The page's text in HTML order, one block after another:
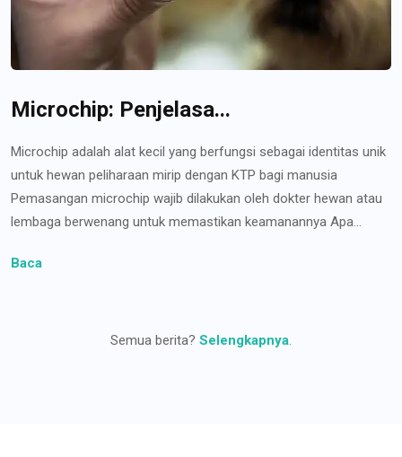
Microchip: Penjelasa...
Microchip adalah alat kecil yang berfungsi sebagai identitas unik
untuk hewan peliharaan mirip dengan KTP bagi manusia
Pemasangan microchip wajib dilakukan oleh dokter hewan atau
lembaga berwenang untuk memastikan keamanannya Apa...
Baca
Semua berita? Selengkapnya